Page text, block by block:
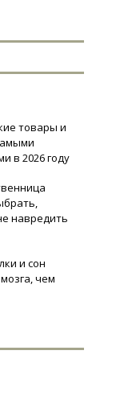
товары и
в 2026 году
навредить
и сон
чем